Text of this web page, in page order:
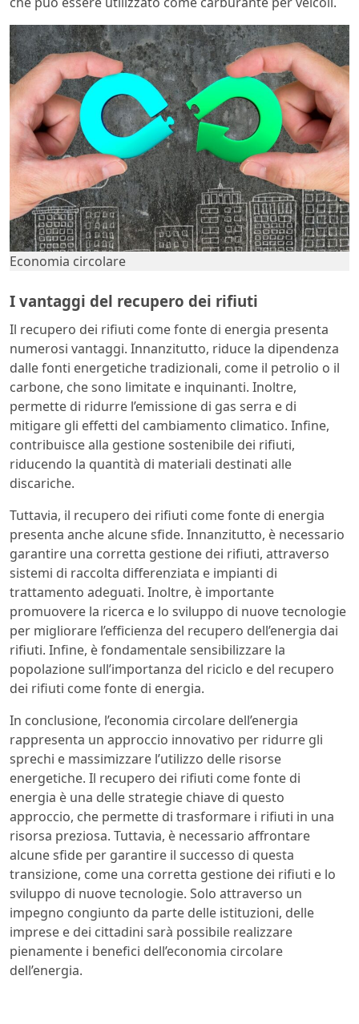
Economia circolare
I vantaggi del recupero dei rifiuti
Il recupero dei rifiuti come fonte di energia presenta
numerosi vantaggi. Innanzitutto, riduce la dipendenza
dalle fonti energetiche tradizionali, come il petrolio o il
carbone, che sono limitate e inquinanti. Inoltre,
permette di ridurre l’emissione di gas serra e di
mitigare gli effetti del cambiamento climatico. Infine,
contribuisce alla gestione sostenibile dei rifiuti,
riducendo la quantità di materiali destinati alle
discariche.
Tuttavia, il recupero dei rifiuti come fonte di energia
presenta anche alcune sfide. Innanzitutto, è necessario
garantire una corretta gestione dei rifiuti, attraverso
sistemi di raccolta differenziata e impianti di
trattamento adeguati. Inoltre, è importante
promuovere la ricerca e lo sviluppo di nuove tecnologie
per migliorare l’efficienza del recupero dell’energia dai
rifiuti. Infine, è fondamentale sensibilizzare la
popolazione sull’importanza del riciclo e del recupero
dei rifiuti come fonte di energia.
In conclusione, l’economia circolare dell’energia
rappresenta un approccio innovativo per ridurre gli
sprechi e massimizzare l’utilizzo delle risorse
energetiche. Il recupero dei rifiuti come fonte di
energia è una delle strategie chiave di questo
approccio, che permette di trasformare i rifiuti in una
risorsa preziosa. Tuttavia, è necessario affrontare
alcune sfide per garantire il successo di questa
transizione, come una corretta gestione dei rifiuti e lo
sviluppo di nuove tecnologie. Solo attraverso un
impegno congiunto da parte delle istituzioni, delle
imprese e dei cittadini sarà possibile realizzare
pienamente i benefici dell’economia circolare
dell’energia.